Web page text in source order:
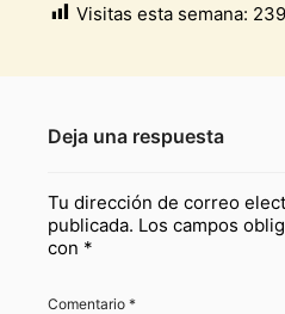
Visitas esta semana: 239
Deja una respuesta
Tu dirección de correo
publicada. Los campos
con *
Comentario *